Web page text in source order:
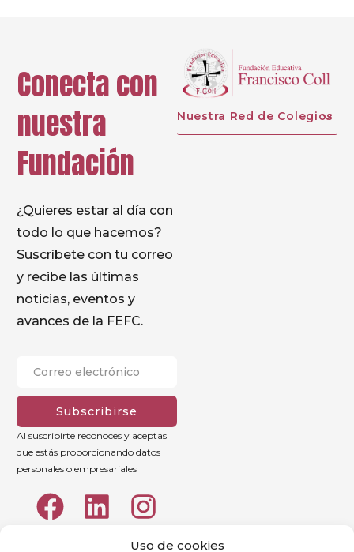
Uso de cookies
Conecta con
nuestra
Fundación
¿Quieres estar al día con
todo lo que hacemos?
Suscríbete con tu correo
y recibe las últimas
noticias, eventos y
avances de la FEFC.
Subscribirse
Al suscribirte reconoces y aceptas
que estás proporcionando datos
personales o empresariales
Nuestra Red de Colegios